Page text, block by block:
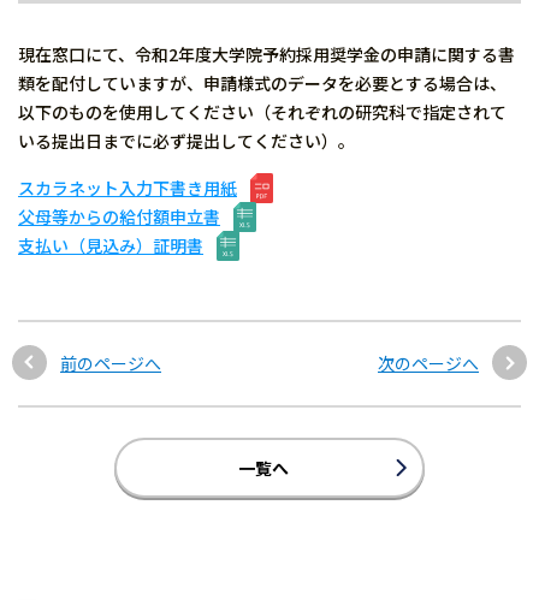
現在窓口にて、令和2年度大学院予約採用奨学金の申請に関する書
類を配付していますが、申請様式のデータを必要とする場合は、
以下のものを使用してください（それぞれの研究科で指定されて
いる提出日までに必ず提出してください）。
スカラネット入力下書き用紙
父母等からの給付額申立書
支払い（見込み）証明書
前のページへ 次のページへ
一覧へ